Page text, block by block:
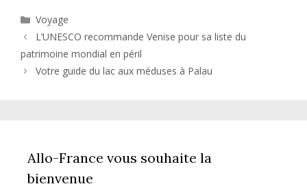
Catégories
Voyage
L’UNESCO recommande Venise pour sa liste du
patrimoine mondial en péril
Votre guide du lac aux méduses à Palau
Allo-France vous souhaite la
bienvenue